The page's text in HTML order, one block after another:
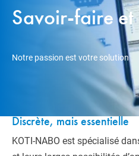
Savoir-faire
Notre passion est votre solution
Discrète, mais essentielle
KOTI-NABO est spécialisé